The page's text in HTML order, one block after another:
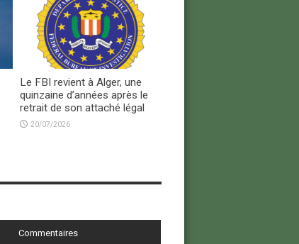
Le FBI revient à Alger, une
quinzaine d’années après le
retrait de son attaché légal
20/07/2026
Commentaires